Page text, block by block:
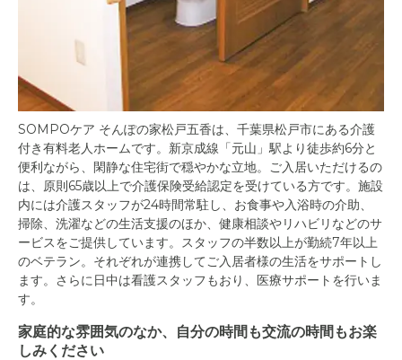
SOMPOケア そんぽの家松戸五香は、千葉県松戸市にある介護
付き有料老人ホームです。新京成線「元山」駅より徒歩約6分と
便利ながら、閑静な住宅街で穏やかな立地。ご入居いただけるの
は、原則65歳以上で介護保険受給認定を受けている方です。施設
内には介護スタッフが24時間常駐し、お食事や入浴時の介助、
掃除、洗濯などの生活支援のほか、健康相談やリハビリなどのサ
ービスをご提供しています。スタッフの半数以上が勤続7年以上
のベテラン。それぞれが連携してご入居者様の生活をサポートし
ます。さらに日中は看護スタッフもおり、医療サポートを行いま
す。
家庭的な雰囲気のなか、自分の時間も交流の時間もお楽
しみください